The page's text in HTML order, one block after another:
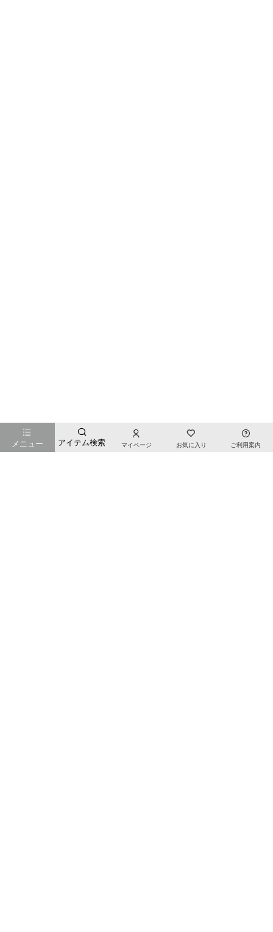
メニュー アイテム検索 マイページ お気に入り ご利用案内
お店のTOPページへ戻る